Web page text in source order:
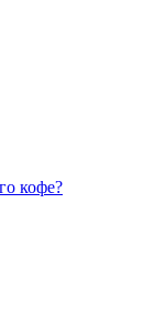
кофе?